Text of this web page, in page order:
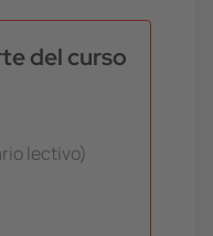
del curso
lectivo)